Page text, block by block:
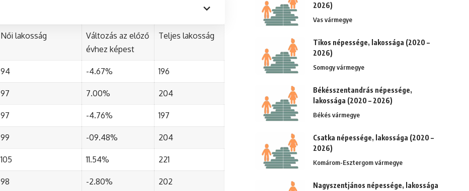
Női lakosság
Változás az előző
évhez képest
Teljes lakosság
94 -4.67% 196
97 7.00% 204
97 -4.76% 197
99 -09.48% 204
105 11.54% 221
98 -2.80% 202
2026)
Vas vármegye
Tikos népessége, lakossága (2020 –
2026)
Somogy vármegye
Békésszentandrás népessége,
lakossága (2020 – 2026)
Békés vármegye
Csatka népessége, lakossága (2020 –
2026)
Komárom-Esztergom vármegye
Nagyszentjános népessége, lakossága